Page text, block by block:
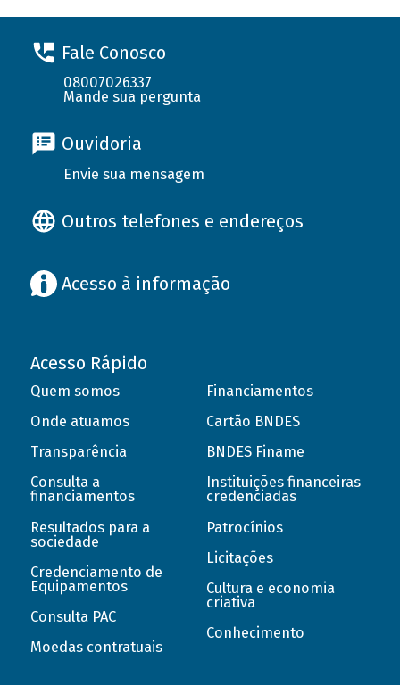
Fale Conosco
08007026337
Mande sua pergunta
Ouvidoria
Envie sua mensagem
Outros telefones e endereços
Acesso à informação
Acesso Rápido
Quem somos
Onde atuamos
Transparência
Consulta a
financiamentos
Resultados para a
sociedade
Credenciamento de
Equipamentos
Consulta PAC
Moedas contratuais
Financiamentos
Cartão BNDES
BNDES Finame
Instituições financeiras
credenciadas
Patrocínios
Licitações
Cultura e economia
criativa
Conhecimento